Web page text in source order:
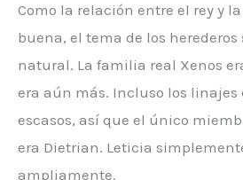
Como la relación entre el rey y
buena, el tema de los herederos
natural. La familia real Xenos
era aún más. Incluso los linajes
escasos, así que el único
era Dietrian. Leticia
ampliamente.